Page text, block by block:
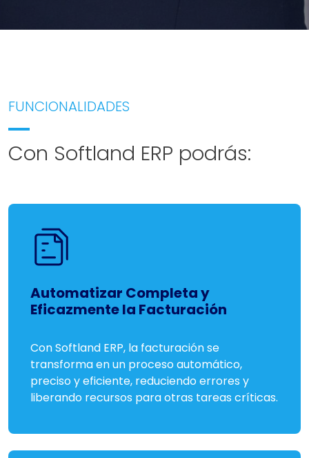
FUNCIONALIDADES
Con Softland ERP podrás:
Automatizar Completa y
Eficazmente la Facturación
Con Softland ERP, la facturación se
transforma en un proceso automático,
preciso y eficiente, reduciendo errores y
liberando recursos para otras tareas críticas.